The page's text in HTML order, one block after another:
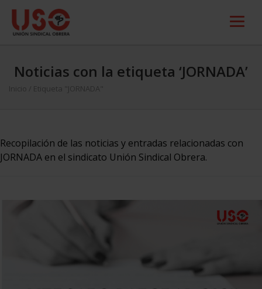
Noticias con la etiqueta ‘JORNADA’
Inicio Etiqueta "JORNADA"
Recopilación de las noticias y entradas relacionadas con
JORNADA en el sindicato Unión Sindical Obrera.